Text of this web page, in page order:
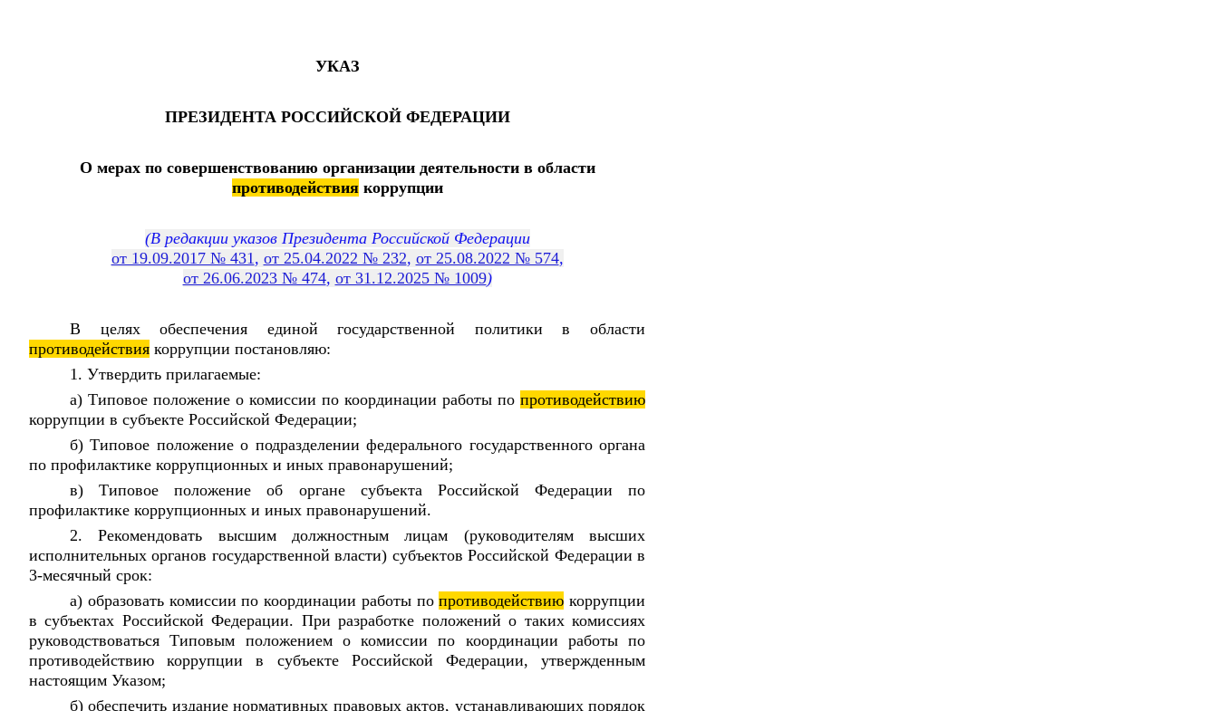
УКАЗ
ПРЕЗИДЕНТА РОССИЙСКОЙ ФЕДЕРАЦИИ
О мерах по совершенствованию организации деятельности в области
противодействиякоррупции
(В редакции указов Президента Российской Федерации
от 19.09.2017 № 431, от 25.04.2022 № 232, от 25.08.2022 № 574,
от 26.06.2023 № 474, от 31.12.2025 № 1009)
В целях обеспечения единой государственной политики в области
противодействия коррупции постановляю:
1. Утвердить прилагаемые:
а) Типовое положение о комиссии по координации работы по противодействию
коррупции в субъекте Российской Федерации;
б) Типовое положение о подразделении федерального государственного органа
по профилактике коррупционных и иных правонарушений;
в) Типовое положение об органе субъекта Российской Федерации по
профилактике коррупционных и иных правонарушений.
2. Рекомендовать высшим должностным лицам (руководителям высших
исполнительных органов государственной власти) субъектов Российской Федерации в
3-месячный срок:
а) образовать комиссии по координации работы попротиводействию коррупции
в субъектах Российской Федерации. При разработке положений о таких комиссиях
руководствоваться Типовым положением о комиссии по координации работы по
противодействию коррупции в субъекте Российской Федерации, утвержденным
настоящим Указом;
б) обеспечить издание нормативных правовых актов, устанавливающих порядок